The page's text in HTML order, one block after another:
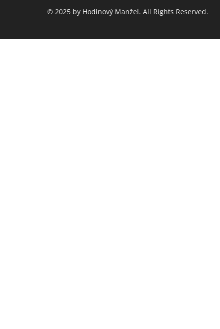
© 2025 by Hodinový Manžel. All Rights Reserved.